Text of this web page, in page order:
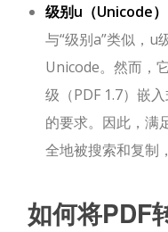
级别u（Unicode
与“级别a”类似，u
Unicode。然而，
级（PDF 1.7）嵌
的要求。因此，满
全地被搜索和复制
如何将PDF